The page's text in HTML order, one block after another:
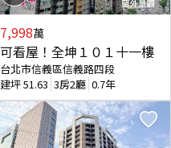
7,998萬
可看屋！全坤１０１十一樓
台北市信義區信義路四段
建坪51.63 3房2廳 0.7年